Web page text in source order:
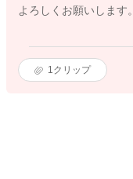
よろしくお願いします。
1 クリップ